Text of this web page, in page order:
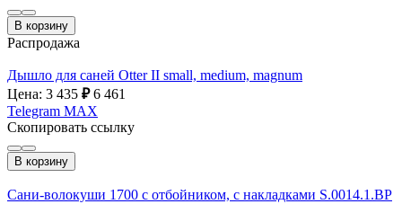
В корзину
Распродажа
Дышло для саней Otter II small, medium, magnum
Цена: 3 435 ₽ 6 461
Telegram MAX
Скопировать ссылку
В корзину
Сани-волокуши 1700 с отбойником, с накладками S.0014.1.BP